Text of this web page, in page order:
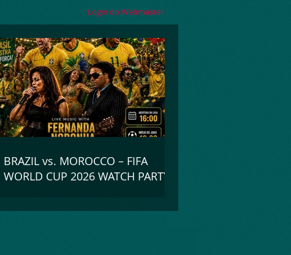
BRAZIL vs. MOROCCO – FIFA
WORLD CUP 2026 WATCH PARTY
Login do Webmaster